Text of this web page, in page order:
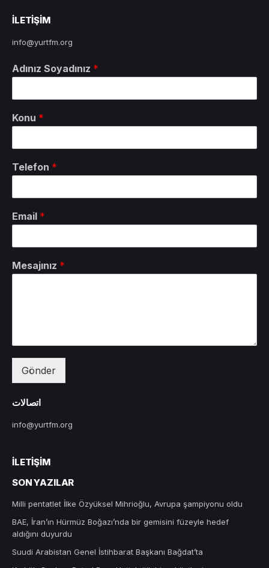
ILETIŞIM
info@yurtfm.org
Adınız Soyadınız *
Konu *
Telefon *
Email *
Mesajınız *
Gönder
اتصالات
info@yurtfm.org
İLETIŞIM
SON YAZILAR
Milli pentatlet İlke Özyüksel Mihrioğlu, Avrupa şampiyonu oldu
BAE, İran’ın Hürmüz Boğazı’nda bir gemisini füzeyle hedef
aldığını duyurdu
Suudi Arabistan Genel İstihbarat Başkanı Bağdat’ta